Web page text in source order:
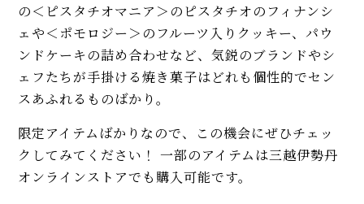
の＜ピスタチオマニア＞のピスタチオのフィナンシ
ェや＜ポモロジー＞のフルーツ入りクッキー、パウ
ンドケーキの詰め合わせなど、気鋭のブランドやシ
ェフたちが手掛ける焼き菓子はどれも個性的でセン
スあふれるものばかり。
限定アイテムばかりなので、この機会にぜひチェッ
クしてみてください！ 一部のアイテムは三越伊勢丹
オンラインストアでも購入可能です。